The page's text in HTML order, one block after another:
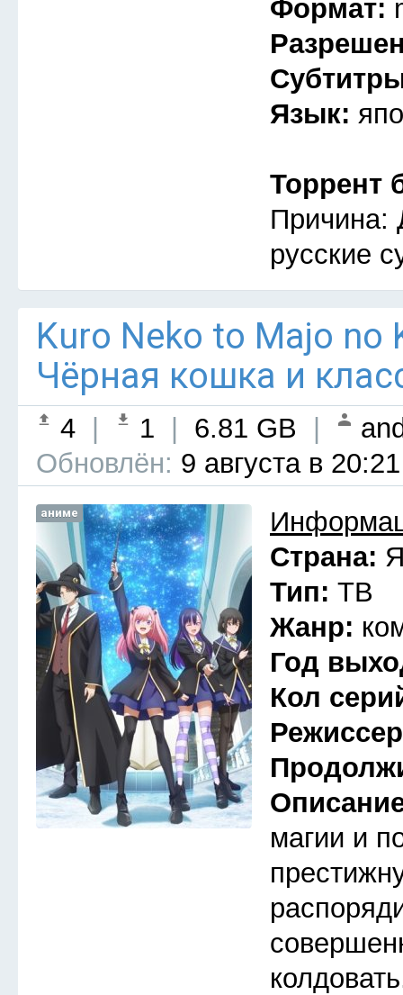
Формат:
Язык:
Торрент
Причина:
русские
Kuro Neko to Majo no
Чёрная кошка и
4 1 6.81 GB
Обновлён: 9 августа в 20:21
аниме
Страна:
Тип: ТВ
Жанр:
Год
Кол
магии и